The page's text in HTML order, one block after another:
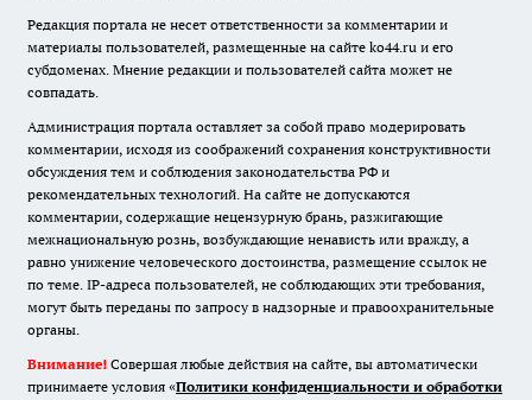
Редакция портала не несет ответственности за комментарии и
материалы пользователей, размещенные на сайте ko44.ru и его
субдоменах. Мнение редакции и пользователей сайта может не
совпадать.
Администрация портала оставляет за собой право модерировать
комментарии, исходя из соображений сохранения конструктивности
обсуждения тем и соблюдения законодательства РФ и
рекомендательных технологий. На сайте не допускаются
комментарии, содержащие нецензурную брань, разжигающие
межнациональную рознь, возбуждающие ненависть или вражду, а
равно унижение человеческого достоинства, размещение ссылок не
по теме. IP-адреса пользователей, не соблюдающих эти требования,
могут быть переданы по запросу в надзорные и правоохранительные
органы.
Внимание! Совершая любые действия на сайте, вы автоматически
принимаете условия «Политики конфиденциальности и обработки